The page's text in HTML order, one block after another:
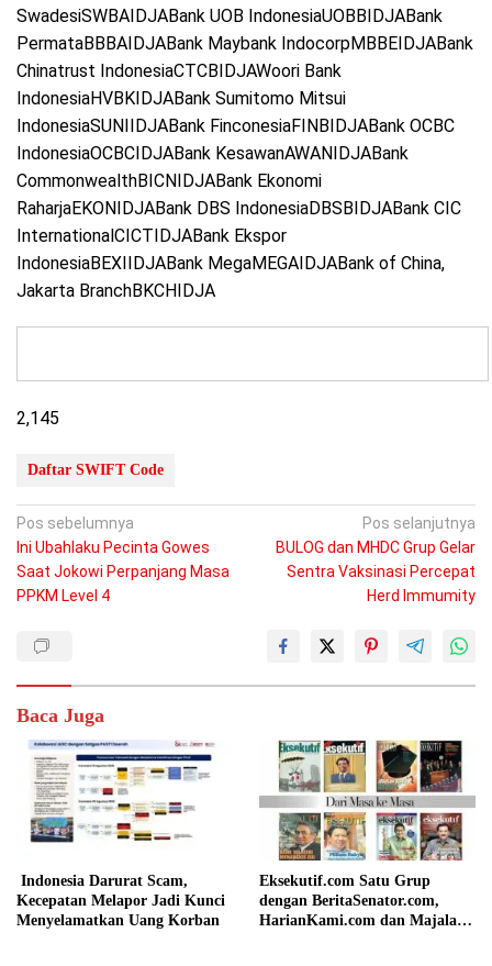
SwadesiSWBAIDJABank UOB IndonesiaUOBBIDJABank
PermataBBBAIDJABank Maybank IndocorpMBBEIDJABank
Chinatrust IndonesiaCTCBIDJAWoori Bank
IndonesiaHVBKIDJABank Sumitomo Mitsui
IndonesiaSUNIIDJABank FinconesiaFINBIDJABank OCBC
IndonesiaOCBCIDJABank KesawanAWANIDJABank
CommonwealthBICNIDJABank Ekonomi
RaharjaEKONIDJABank DBS IndonesiaDBSBIDJABank CIC
InternationalCICTIDJABank Ekspor
IndonesiaBEXIIDJABank MegaMEGAIDJABank of China,
Jakarta BranchBKCHIDJA
2,145
Daftar SWIFT Code
Navigasi
pos
Pos sebelumnya
Ini Ubahlaku Pecinta Gowes
Saat Jokowi Perpanjang Masa
PPKM Level 4
Pos selanjutnya
BULOG dan MHDC Grup Gelar
Sentra Vaksinasi Percepat
Herd Immumity
Baca Juga
Indonesia Darurat Scam,
Kecepatan Melapor Jadi Kunci
Menyelamatkan Uang Korban
Eksekutif.com Satu Grup
dengan BeritaSenator.com,
HarianKami.com dan Majalah